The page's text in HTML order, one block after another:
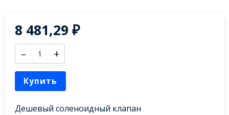
8 481,29₽
– +
Купить
Дешевый соленоидный клапан